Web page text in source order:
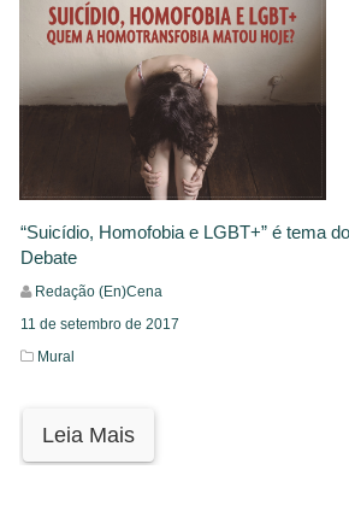
“Suicídio, Homofobia e LGBT+” é tema
Debate
Redação (En)Cena
11 de setembro de 2017
Mural
Leia Mais